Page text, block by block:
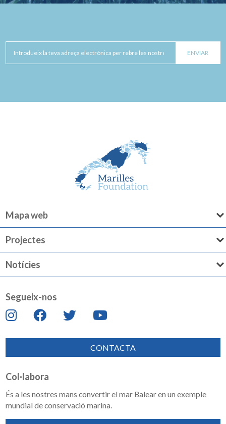
Mapa web
Projectes
Notícies
Segueix-nos
CONTACTA
Col·labora
És a les nostres mans convertir el mar Balear en un exemple
mundial de conservació marina.